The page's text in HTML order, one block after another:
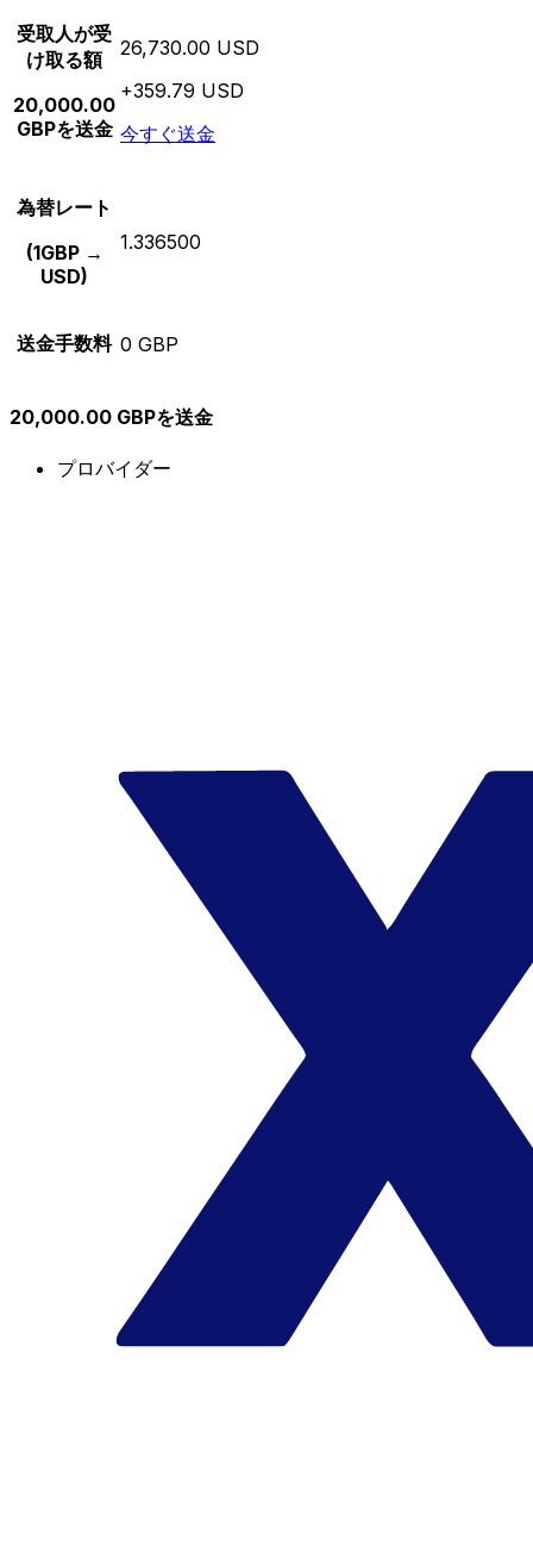
受取人が受
け取る額
20,000.00
GBPを送金
26,730.00 USD
+359.79 USD
今すぐ送金
為替レート
(1GBP →
USD)
1.336500
送金手数料 0 GBP
20,000.00 GBPを送金
プロバイダー